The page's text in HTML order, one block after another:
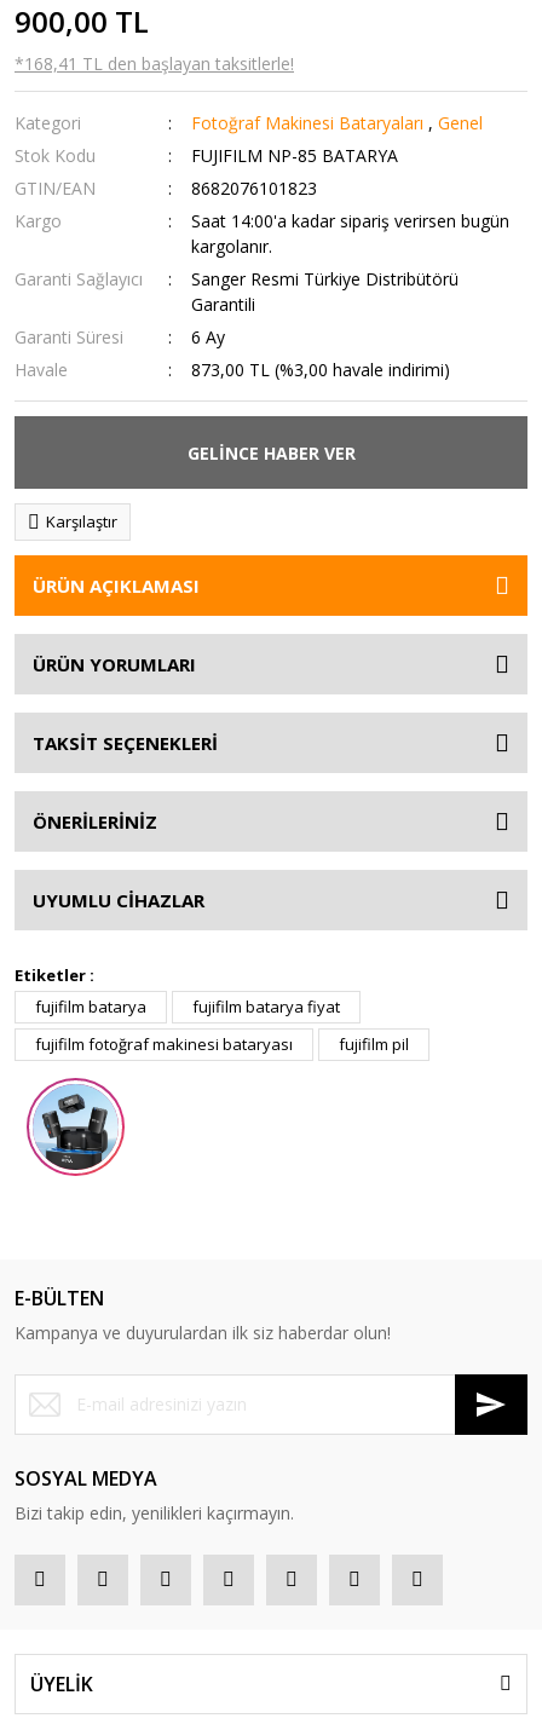
900,00 TL
*168,41 TL den başlayan taksitlerle!
Kategori Fotoğraf Makinesi Bataryaları ,Genel
Stok Kodu
FUJIFILM NP-85 BATARYA
GTIN/EAN
8682076101823
Kargo
Saat 14:00'a kadar sipariş verirsen bugün
kargolanır.
Garanti Sağlayıcı
Sanger Resmi Türkiye Distribütörü
Garantili
Garanti Süresi
6 Ay
Havale
873,00 TL (%3,00 havale indirimi)
GELİNCE HABER VER
Karşılaştır
ÜRÜN AÇIKLAMASI
ÜRÜN YORUMLARI
TAKSİT SEÇENEKLERİ
ÖNERİLERİNİZ
UYUMLU CİHAZLAR
Etiketler :
fujifilm batarya
fujifilm batarya fiyat
fujifilm fotoğraf makinesi bataryası
fujifilm pil
E-BÜLTEN
Kampanya ve duyurulardan ilk siz haberdar olun!
SOSYAL MEDYA
Bizi takip edin, yenilikleri kaçırmayın.
ÜYELİK